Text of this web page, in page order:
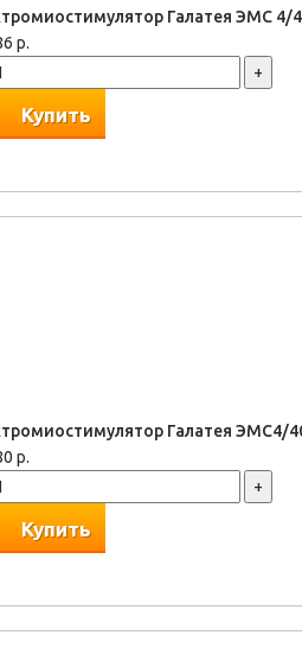
Галатея ЭМС 4/
р.
+
Купить
Галатея ЭМС4/
р.
+
Купить